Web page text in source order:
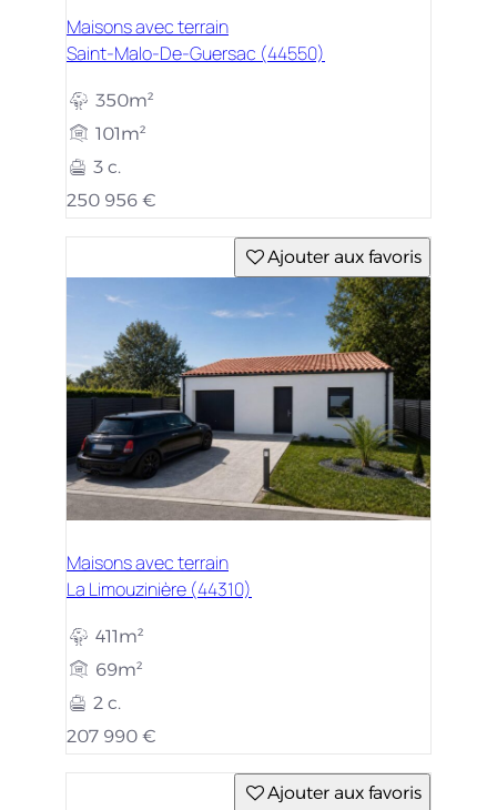
Maisons avec terrain
Saint-Malo-De-Guersac (44550)
350m²
101m²
3 c.
250 956 €
Ajouter aux favoris
Maisons avec terrain
La Limouzinière (44310)
411m²
69m²
2 c.
207 990 €
Ajouter aux favoris